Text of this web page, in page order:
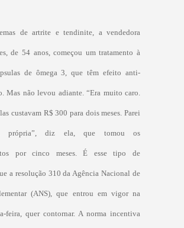
de artrite e tendinite, a vendedora
de 54 anos, começou um tratamento à
de ômega 3, que têm efeito anti-
Mas não levou adiante. “Era muito caro.
custavam R$ 300 para dois meses. Parei
própria”, diz ela, que tomou os
por cinco meses. É esse tipo de
a resolução 310 da Agência Nacional de
(ANS), que entrou em vigor na
feira, quer contornar. A norma incentiva